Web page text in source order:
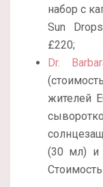
набор с
Sun
£220;
Dr.
жителей
(30 мл) и